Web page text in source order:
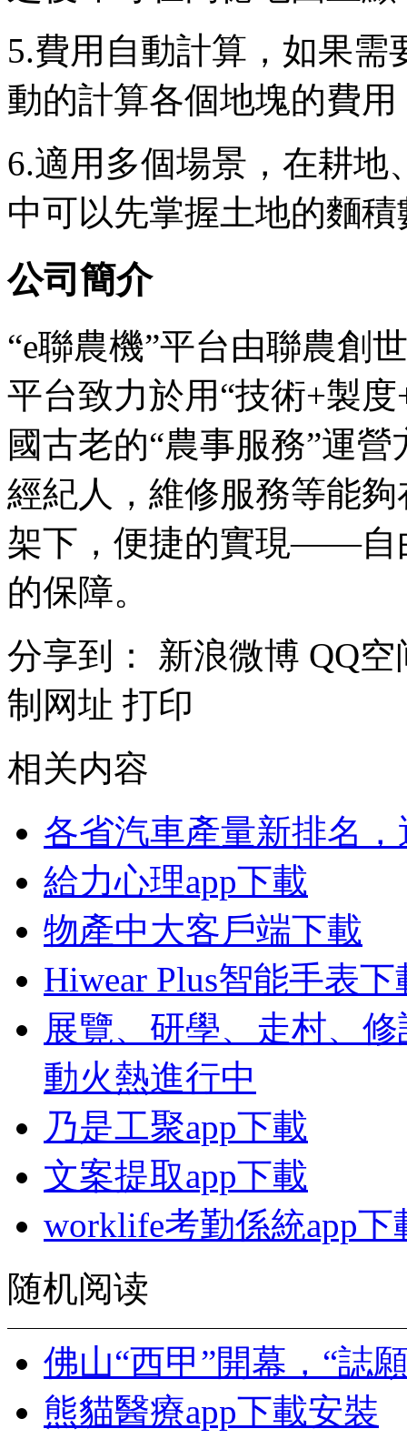
5.費用自動計算，如果
動的計算各個地塊的費用
6.適用多個場景，在耕
中可以先掌握土地的麵積
公司簡介
“e聯農機”平台由聯農創
平台致力於用“技術+製
國古老的“農事服務”運
經紀人，維修服務等能
架下，便捷的實現——自
的保障。
分享到：
新浪微博 QQ空
制网址 打印
相关内容
各省汽車產量新排名
給力心理app下載
物產中大客戶端下載
Hiwear Plus智能手表下
展覽、研學、走村、
動火熱進行中
乃是工聚app下載
文案提取app下載
worklife考勤係統app下
随机阅读
佛山“西甲”開幕，“誌
熊貓醫療app下載安裝